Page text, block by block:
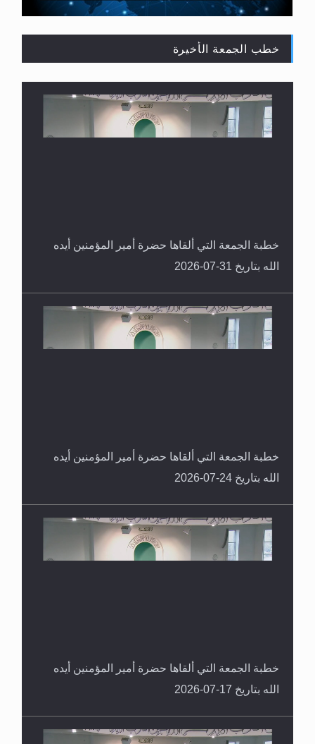
القرآن قاضٍ وحكمٌ على السنة ومهيمنٌ عليها.. ليس
العكس
خطب الجمعة الأخيرة
خطبة الجمعة التي ألقاها حضرة أمير المؤمنين أيده
الله بتاريخ 31-07-2026
خطبة الجمعة التي ألقاها حضرة أمير المؤمنين أيده
الله بتاريخ 24-07-2026
خطبة الجمعة التي ألقاها حضرة أمير المؤمنين أيده
الله بتاريخ 17-07-2026